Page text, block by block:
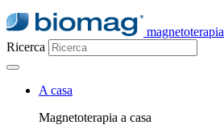
magnetoterapia
Ricerca
A casa
Magnetoterapia a casa